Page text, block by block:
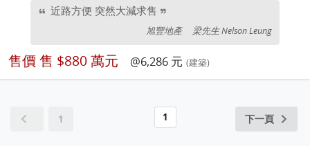
近路方便 突然大減求售
旭豐地產 梁先生 Nelson Leung
售價 售 $880 萬元 @6,286 元 (建築)
1 1 下一頁